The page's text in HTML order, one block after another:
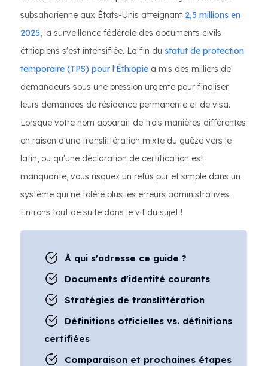
subsaharienne aux États-Unis atteignant 2,5 millions en
2025, la surveillance fédérale des documents civils
éthiopiens s'est intensifiée. La fin du statut de protection
temporaire (TPS) pour l'Éthiopie a mis des milliers de
demandeurs sous une pression urgente pour finaliser
leurs demandes de résidence permanente et de visa.
Lorsque votre nom apparaît de trois manières différentes
en raison d'une translittération mixte du guèze vers le
latin, ou qu'une déclaration de certification est
manquante, vous risquez un refus pur et simple dans un
système qui ne tolère plus les erreurs administratives.
Entrons tout de suite dans le vif du sujet !
À qui s'adresse ce guide ?
Documents d'identité courants
Stratégies de translittération
Définitions officielles vs. définitions
certifiées
Comparaison et prochaines étapes